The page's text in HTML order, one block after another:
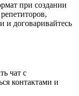
при создании
и договаривайтесь
чат с
контактами и